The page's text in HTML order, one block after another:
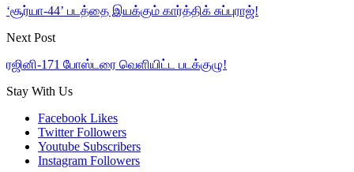
‘சூர்யா-44’ படத்தை இயக்கும் கார்த்திக் சுப்புராஜ்!
Next Post
ரஜினி-171 போஸ்டரை வெளியிட்ட படக்குழு!
Stay With Us
Facebook Likes
Twitter Followers
Youtube Subscribers
Instagram Followers